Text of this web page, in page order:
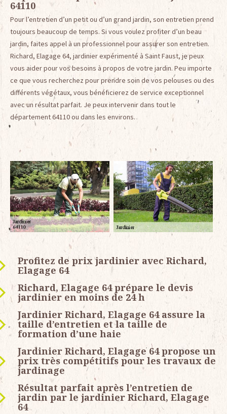
64110
Pour l’entretien d’un petit ou d’un grand jardin, son entretien prend
toujours beaucoup de temps. Si vous voulez profiter d’un beau
jardin, faites appel à un professionnel pour assurer son entretien.
Richard, Elagage 64, jardinier expérimenté à Saint Faust, je peux
vous aider pour vos besoins à propos de votre jardin. Peu importe
ce que vous recherchez pour prendre soin de vos pelouses ou des
différents végétaux, vous bénéficierez de service exceptionnel
avec un résultat parfait. Je peux intervenir dans tout le
département 64110 ou dans les environs.
Profitez de prix jardinier avec Richard,
Elagage 64
Richard, Elagage 64 prépare le devis
jardinier en moins de 24 h
Jardinier Richard, Elagage 64 assure la
taille d’entretien et la taille de
formation d’une haie
Jardinier Richard, Elagage 64 propose un
prix très compétitifs pour les travaux de
jardinage
Résultat parfait après l’entretien de
jardin par le jardinier Richard, Elagage
64